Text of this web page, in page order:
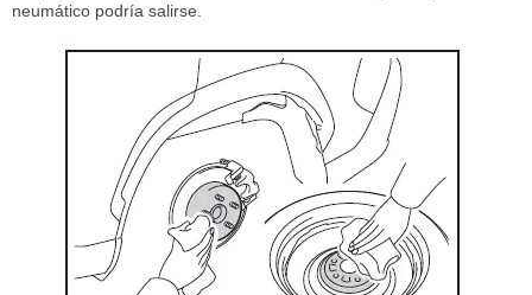
neumático podría salirse.